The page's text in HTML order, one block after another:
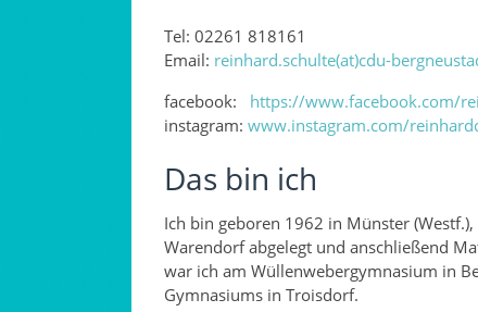
Tel: 02261 818161
Email: reinhard.schulte(at)cdu-
facebook: https://www.facebook.com/
instagram: www.instagram.com/
Das bin ich
Ich bin geboren 1962 in Münster
Warendorf abgelegt und anschließend
war ich am Wüllenwebergymnasium in
Gymnasiums in Troisdorf.